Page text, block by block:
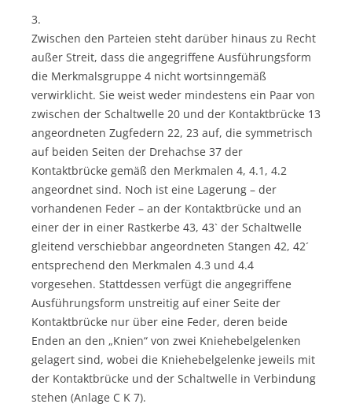
3.
Zwischen den Parteien steht darüber hinaus zu Recht
außer Streit, dass die angegriffene Ausführungsform
die Merkmalsgruppe 4 nicht wortsinngemäß
verwirklicht. Sie weist weder mindestens ein Paar von
zwischen der Schaltwelle 20 und der Kontaktbrücke 13
angeordneten Zugfedern 22, 23 auf, die symmetrisch
auf beiden Seiten der Drehachse 37 der
Kontaktbrücke gemäß den Merkmalen 4, 4.1, 4.2
angeordnet sind. Noch ist eine Lagerung – der
vorhandenen Feder – an der Kontaktbrücke und an
einer der in einer Rastkerbe 43, 43` der Schaltwelle
gleitend verschiebbar angeordneten Stangen 42, 42´
entsprechend den Merkmalen 4.3 und 4.4
vorgesehen. Stattdessen verfügt die angegriffene
Ausführungsform unstreitig auf einer Seite der
Kontaktbrücke nur über eine Feder, deren beide
Enden an den „Knien“ von zwei Kniehebelgelenken
gelagert sind, wobei die Kniehebelgelenke jeweils mit
der Kontaktbrücke und der Schaltwelle in Verbindung
stehen (Anlage C K 7).